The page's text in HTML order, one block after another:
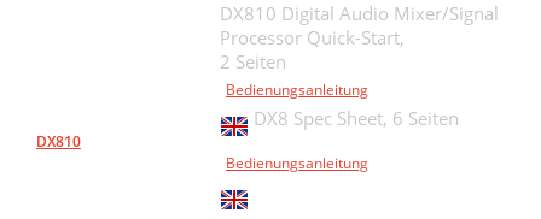
DX810
DX810 Digital Audio Mixer/Signal
Processor Quick-Start,
2 Seiten
Bedienungsanleitung
DX8 Spec Sheet, 6 Seiten
Bedienungsanleitung